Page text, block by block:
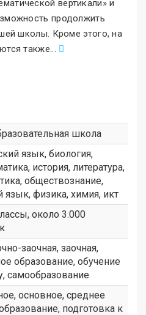
вертикали»и
продолжить
школы. Кроме этого, на
также...
школа
язык, биология,
история, литература,
обществознание,
язык, физика, химия, икт
около 3.000
заочная, заочная,
образование, обучение
самообразование
основное, среднее
подготовка к